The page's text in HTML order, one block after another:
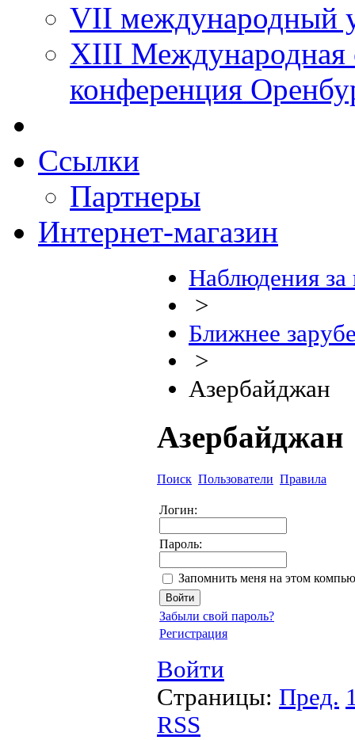
VII международный
XIII Международная
конференция
Ссылки
Партнеры
Интернет-магазин
Наблюдения
>
Ближнее
>
Азербайджан
Азербайджан
Поиск Пользователи Правила
Логин:
Пароль:
Запомнить меня на этом
Забыли свой пароль?
Регистрация
Войти
Страницы: Пред.
RSS